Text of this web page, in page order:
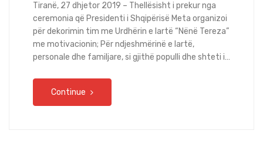
Tiranë, 27 dhjetor 2019 – Thellësisht i prekur nga
ceremonia që Presidenti i Shqipërisë Meta organizoi
për dekorimin tim me Urdhërin e lartë “Nënë Tereza”
me motivacionin; Për ndjeshmërinë e lartë,
personale dhe familjare, si gjithë populli dhe shteti i…
Continue